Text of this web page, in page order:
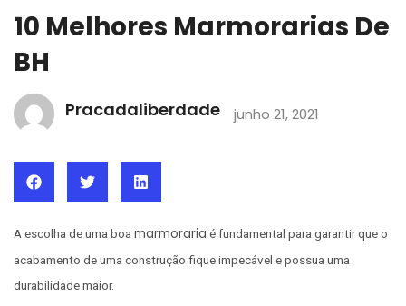
10 Melhores Marmorarias De
BH
Pracadaliberdade junho 21, 2021
A escolha de uma boamarmoraria é fundamental para garantir que o
acabamento de uma construção fique impecável e possua uma
durabilidade maior.